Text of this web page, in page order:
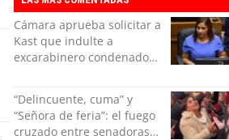
inocente
Cámara aprueba solicitar a
Kast que indulte a
excarabinero condenado
Campillai
“Delincuente, cuma” y
“Señora de feria”: el fuego
cruzado entre senadoras